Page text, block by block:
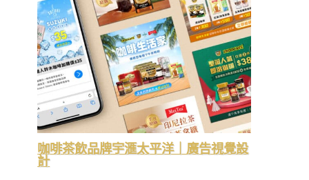
咖啡茶飲品牌宇滙太平洋｜廣告視覺設
計